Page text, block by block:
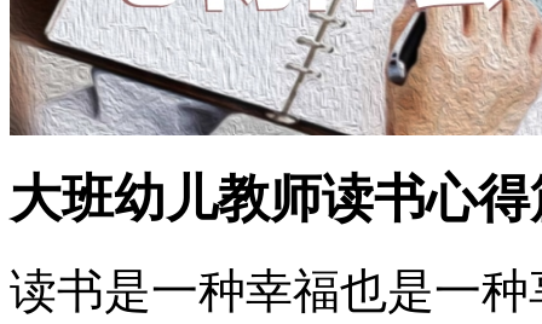
大班幼儿教师读书心得
读书是一种幸福也是一